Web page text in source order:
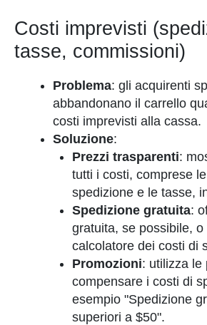
Costi imprevisti
tasse, commissioni)
Problema: gli acquirenti
abbandonano il carrello
costi imprevisti alla cassa.
Soluzione:
Prezzi trasparenti:
tutti i costi, comprese
spedizione e le tasse,
Spedizione gratuita:
gratuita, se possibile, o
calcolatore dei costi di
Promozioni: utilizza le
compensare i costi di
esempio "Spedizione
superiori a $50".